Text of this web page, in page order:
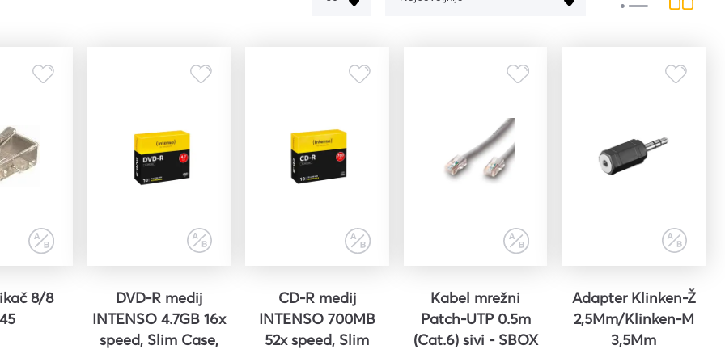
R6GG Ryzen 7 5700U 12GB
No.650 (MMG)
standard žuti s kutijom
vlažne za održavanje svih
8/8
DVD-R medij
INTENSO 4.7GB 16x
speed, Slim Case,
CD-R medij
INTENSO 700MB
52x speed, Slim
Kabel mrežni
Patch-UTP 0.5m
(Cat.6) sivi - SBOX
Adapter Klinken-Ž
2,5Mm/Klinken-M
3,5Mm